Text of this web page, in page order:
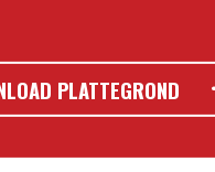
PLATTEGROND